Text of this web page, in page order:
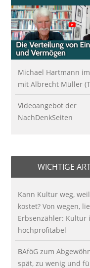
Michael Hartmann
mit Albrecht Müller
Videoangebot der
NachDenkSeiten
WICHTIGE
Kann Kultur weg,
kostet? Von wegen,
Erbsenzähler: Kultur
hochprofitabel
BAföG zum
spät, zu wenig und